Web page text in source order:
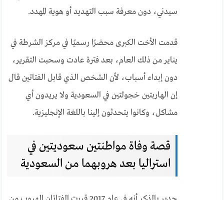
سيدني، دون معرفة سبب التهديد أو هوية المهدد.
قدمت الأخت الكبرى محضرًا رسميًا في مركز الشرطة في
يناير من ذلك العام، بعد فترة عادت وسحبت التقرير،
دون إبداء أسباب، لأن الشخص الذي قابل الفتاتين قال
إن الهاربتين خجولتين في السعودية ولا يريدون أي
مشاكل، وكانوا يتحدثون إلينا باللغة الإنجليزية.
قصة وفاة مواطنتين سعوديتين في
استراليا بعد هروبهما من السعودية